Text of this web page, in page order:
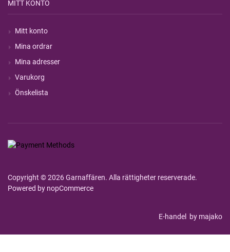
MITT KONTO
Mitt konto
Mina ordrar
Mina adresser
Varukorg
Önskelista
Copyright © 2026 Garnaffären. Alla rättigheter reserverade.
Powered by nopCommerce
E-handel by majako